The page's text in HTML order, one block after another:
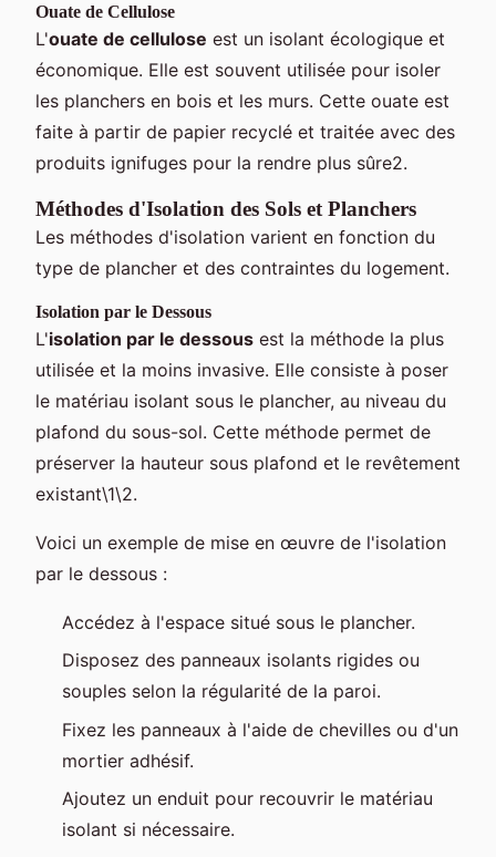
Ouate de Cellulose
L'ouate de cellulose est un isolant écologique et
économique. Elle est souvent utilisée pour isoler
les planchers en bois et les murs. Cette ouate est
faite à partir de papier recyclé et traitée avec des
produits ignifuges pour la rendre plus sûre2.
Méthodes d'Isolation des Sols et Planchers
Les méthodes d'isolation varient en fonction du
type de plancher et des contraintes du logement.
Isolation par le Dessous
L'isolation par le dessous est la méthode la plus
utilisée et la moins invasive. Elle consiste à poser
le matériau isolant sous le plancher, au niveau du
plafond du sous-sol. Cette méthode permet de
préserver la hauteur sous plafond et le revêtement
existant\1\2.
Voici un exemple de mise en œuvre de l'isolation
par le dessous :
Accédez à l'espace situé sous le plancher.
Disposez des panneaux isolants rigides ou
souples selon la régularité de la paroi.
Fixez les panneaux à l'aide de chevilles ou d'un
mortier adhésif.
Ajoutez un enduit pour recouvrir le matériau
isolant si nécessaire.